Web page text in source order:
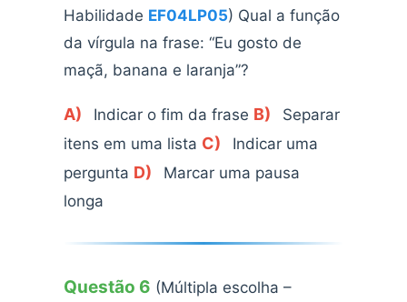
Habilidade EF04LP05) Qual a função
da vírgula na frase: “Eu gosto de
maçã, banana e laranja”?
A) Indicar o fim da frase B)
Separar
itens em uma lista C)
Indicar uma
pergunta D)
Marcar uma pausa
longa
Questão 6 (Múltipla escolha –